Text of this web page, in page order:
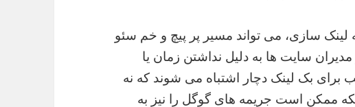
سازی، می تواند مسیر پر پیچ و خم سئو
سایت ها به دلیل نداشتن زمان یا
برای بک لینک دچار اشتباه می شوند که نه
ممکن است جریمه های گوگل را نیز به